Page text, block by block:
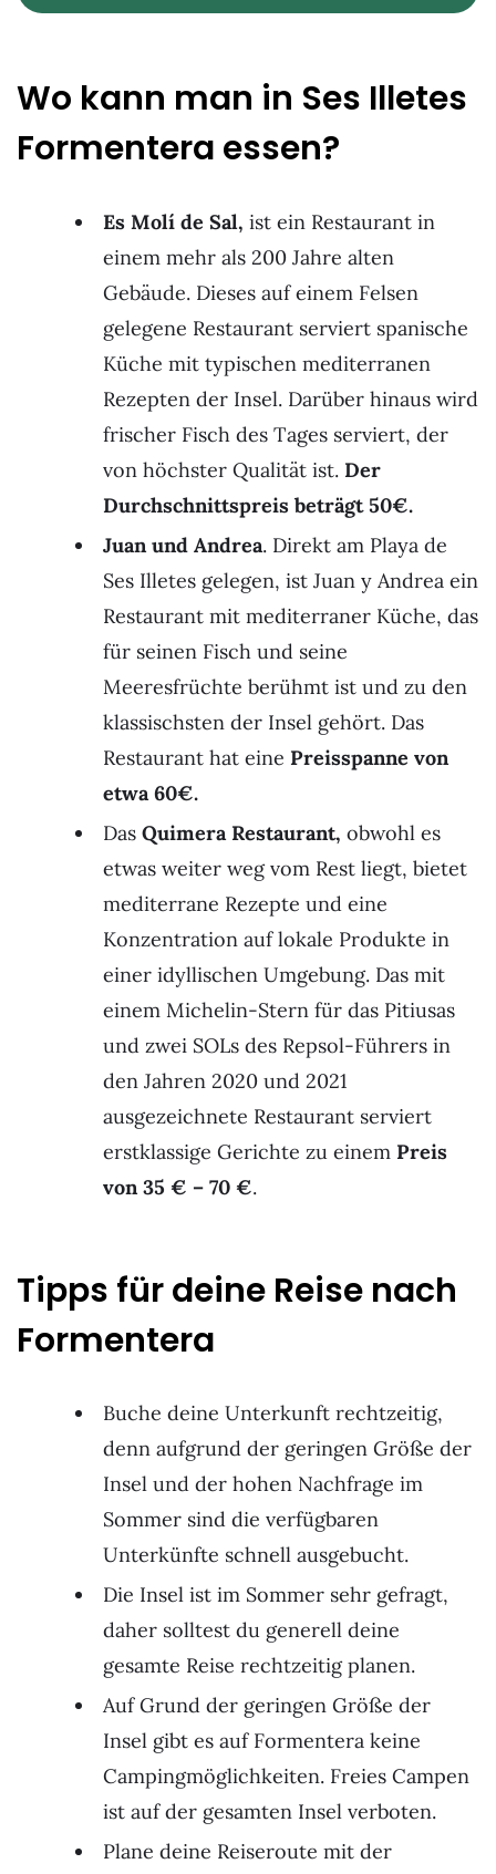
Wo kann man in Ses Illetes
Formentera essen?
Es Molí de Sal, ist ein Restaurant in
einem mehr als 200 Jahre alten
Gebäude. Dieses auf einem Felsen
gelegene Restaurant serviert spanische
Küche mit typischen mediterranen
Rezepten der Insel. Darüber hinaus wird
frischer Fisch des Tages serviert, der
von höchster Qualität ist. Der
Durchschnittspreis beträgt 50€.
Juan und Andrea. Direkt am Playa de
Ses Illetes gelegen, ist Juan y Andrea ein
Restaurant mit mediterraner Küche, das
für seinen Fisch und seine
Meeresfrüchte berühmt ist und zu den
klassischsten der Insel gehört. Das
Restaurant hat eine Preisspanne von
etwa 60€.
Das Quimera Restaurant, obwohl es
etwas weiter weg vom Rest liegt, bietet
mediterrane Rezepte und eine
Konzentration auf lokale Produkte in
einer idyllischen Umgebung. Das mit
einem Michelin-Stern für das Pitiusas
und zwei SOLs des Repsol-Führers in
den Jahren 2020 und 2021
ausgezeichnete Restaurant serviert
erstklassige Gerichte zu einem Preis
von 35 € – 70 €.
Tipps für deine Reise nach
Formentera
Buche deine Unterkunft rechtzeitig,
denn aufgrund der geringen Größe der
Insel und der hohen Nachfrage im
Sommer sind die verfügbaren
Unterkünfte schnell ausgebucht.
Die Insel ist im Sommer sehr gefragt,
daher solltest du generell deine
gesamte Reise rechtzeitig planen.
Auf Grund der geringen Größe der
Insel gibt es auf Formentera keine
Campingmöglichkeiten. Freies Campen
ist auf der gesamten Insel verboten.
Plane deine Reiseroute mit der